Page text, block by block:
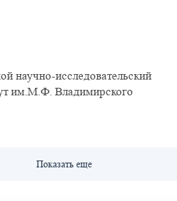
научно-исследовательский
им.М.Ф. Владимирского